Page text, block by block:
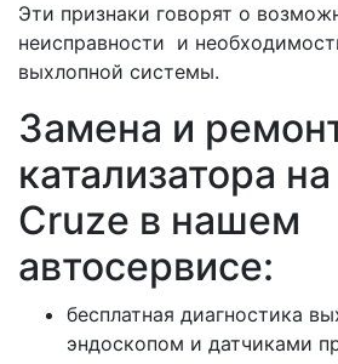
Эти признаки говорят о
неисправности и
выхлопной системы.
Замена и
катализатора
Cruze в нашем
автосервисе:
бесплатная диагностика
эндоскопом и датчиками